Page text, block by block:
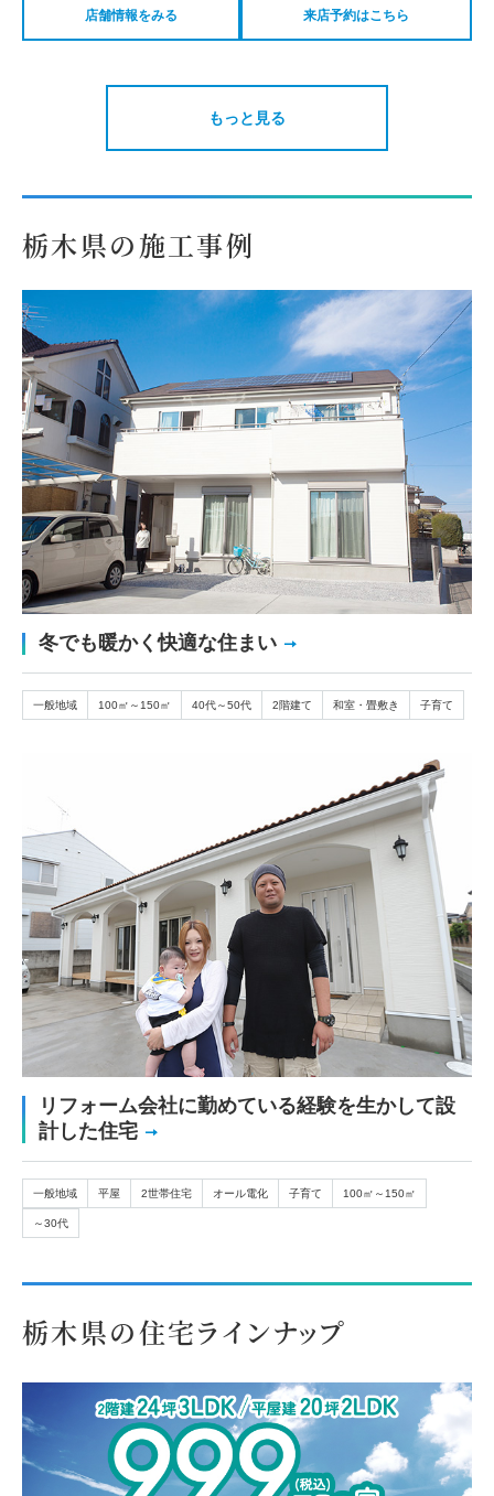
店舗情報をみる 来店予約はこちら
もっと見る
栃木県の施工事例
冬でも暖かく快適な住まい
一般地域 100㎡～150㎡ 40代～50代 2階建て 和室・畳敷き 子育て
リフォーム会社に勤めている経験を生かして設
計した住宅
一般地域 平屋 2世帯住宅 オール電化 子育て 100㎡～150㎡
～30代
栃木県の住宅ラインナップ